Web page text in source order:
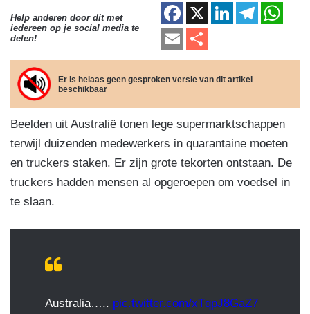
Help anderen door dit met
iedereen op je social media te
delen!
F
a
c
e
b
o
o
k
X
Li
k
e
dI
n
T
e
a
m
at
A
p
p
E
m
ail
el
e
n
Er is helaas geen gesproken versie van dit artikel
beschikbaar
Beelden uit Australië tonen lege supermarktschappen
terwijl duizenden medewerkers in quarantaine moeten
en truckers staken. Er zijn grote tekorten ontstaan. De
truckers hadden mensen al opgeroepen om voedsel in
te slaan.
Australia….. pic.twitter.com/xTqpJ8GaZ7